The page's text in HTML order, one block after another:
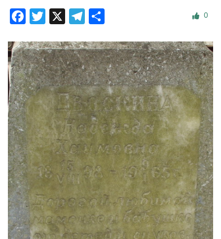
Facebook
Twitter Telegram 0